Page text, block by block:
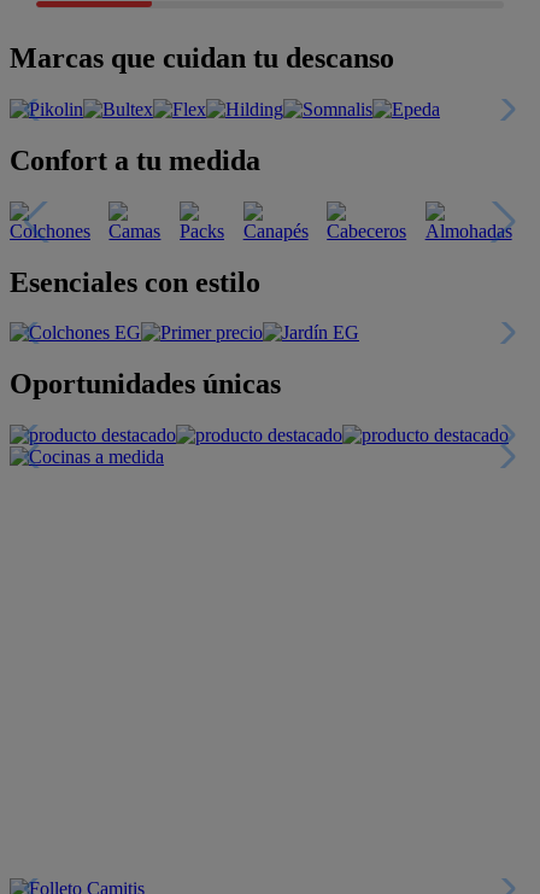
Marcas que cuidan tu descanso
Confort a tu medida
Esenciales con estilo
Oportunidades únicas